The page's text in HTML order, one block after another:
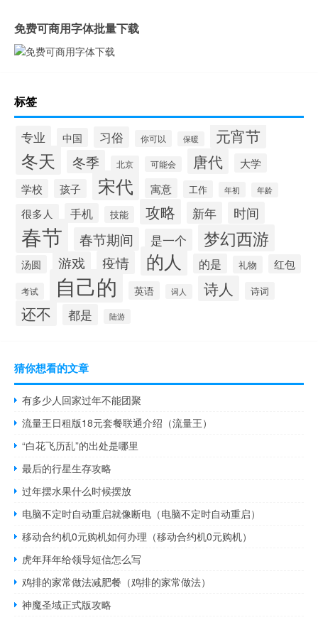
免费可商用字体批量下载
标签
专业 中国 习俗 你可以 保暖 元宵节
冬天 冬季 北京 可能会 唐代
大学
学校
孩子 宋代 寓意 工作 年初 年龄
很多人 手机 技能 攻略 新年 时间
春节 春节期间 是一个 梦幻西游
汤圆 游戏 疫情 的人 的是 礼物 红包
考试 自己的 英语 词人 诗人 诗词
还不 都是 陆游
猜你想看的文章
有多少人回家过年不能团聚
流量王日租版18元套餐联通介绍（流量王）
“白花飞历乱”的出处是哪里
最后的行星生存攻略
过年摆水果什么时候摆放
电脑不定时自动重启就像断电（电脑不定时自动重启）
移动合约机0元购机如何办理（移动合约机0元购机）
虎年拜年给领导短信怎么写
鸡排的家常做法减肥餐（鸡排的家常做法）
神魔圣域正式版攻略